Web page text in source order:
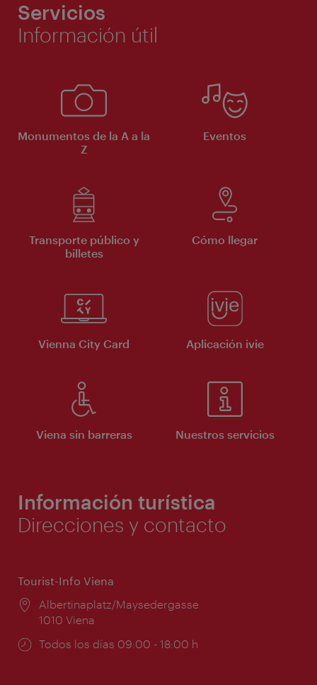
Servicios
Información útil
Monumentos de la A a la
Z
Eventos
Transporte público y
billetes
Cómo llegar
Vienna City Card Aplicación ivie
Viena sin barreras Nuestros servicios
Información turística
Direcciones y contacto
Tourist-Info Viena
Lugar:
Albertinaplatz/Maysedergasse
1010 Viena
Horarios
Todos los días 09:00 - 18:00 h